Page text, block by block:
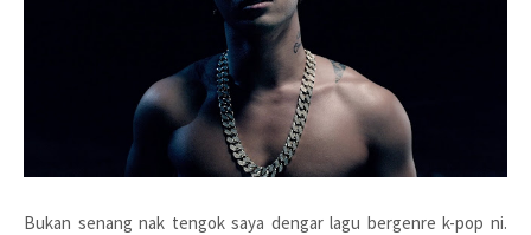
Bukan senang nak tengok saya dengar lagu bergenre k-pop ni.